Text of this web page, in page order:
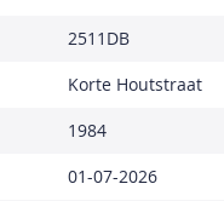
2511DB
Korte Houtstraat
1984
01-07-2026